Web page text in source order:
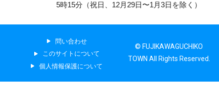
5時15分（祝日、12月29日〜1月3日を除く）
問い合わせ
このサイトについて
個人情報保護について
© FUJIKAWAGUCHIKO
TOWN All Rights Reserved.